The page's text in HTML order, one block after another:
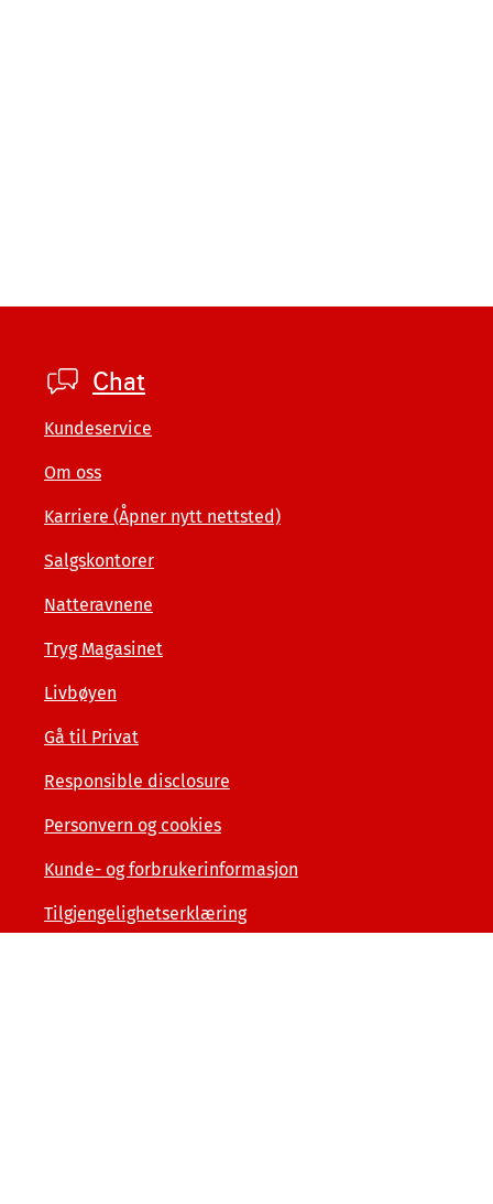
Footer
company
Chat
Kundeservice
Om oss
Karriere (Åpner nytt nettsted)
Salgskontorer
Natteravnene
Tryg Magasinet
Livbøyen
Gå til Privat
Responsible disclosure
Personvern og cookies
Kunde- og forbrukerinformasjon
Tilgjengelighetserklæring